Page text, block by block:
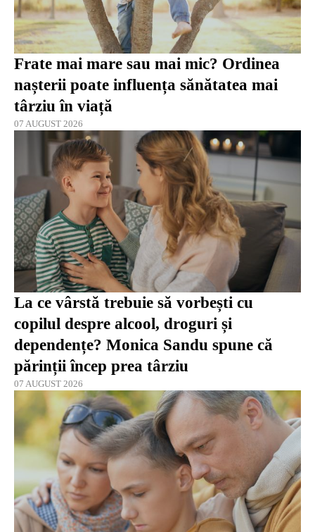
Frate mai mare sau mai mic? Ordinea
nașterii poate influența sănătatea mai
târziu în viață
07 AUGUST 2026
La ce vârstă trebuie să vorbești cu
copilul despre alcool, droguri și
dependențe? Monica Sandu spune că
părinții încep prea târziu
07 AUGUST 2026